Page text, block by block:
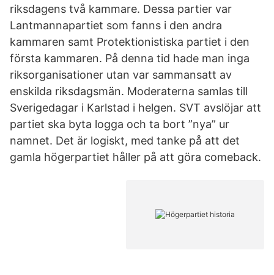
riksdagens två kammare. Dessa partier var
Lantmannapartiet som fanns i den andra
kammaren samt Protektionistiska partiet i den
första kammaren. På denna tid hade man inga
riksorganisationer utan var sammansatt av
enskilda riksdagsmän. Moderaterna samlas till
Sverigedagar i Karlstad i helgen. SVT avslöjar att
partiet ska byta logga och ta bort ”nya” ur
namnet. Det är logiskt, med tanke på att det
gamla högerpartiet håller på att göra comeback.